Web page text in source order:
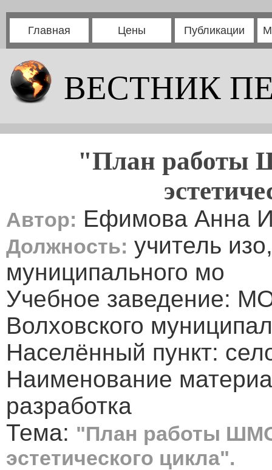
Главная Цены Публикации
ВЕСТНИК
"План работы
Автор: Ефимова Анна
Должность: учитель
муниципального мо
Учебное заведение:
Волховского
Населённый пункт:
Наименование
разработка
Тема: "План работы
эстетического цикла".